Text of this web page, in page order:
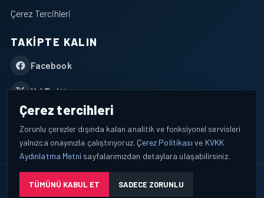
Çerez Tercihleri
TAKIPTE KALIN
Facebook
X / Twitter
YouTube
WhatsApp
© 2026 AEROPORTIST I Havacılık Veri ve Analiz Platformu. Tüm
Çerez tercihleri
Zorunlu çerezler dışında kalan analitik ve fonksiyonel servisleri
yalnızca onayınızla çalıştırıyoruz. Çerez Politikası ve KVKK
Aydınlatma Metni sayfalarımızdan detaylara ulaşabilirsiniz.
TÜMÜNÜ KABUL ET SADECE ZORUNLU